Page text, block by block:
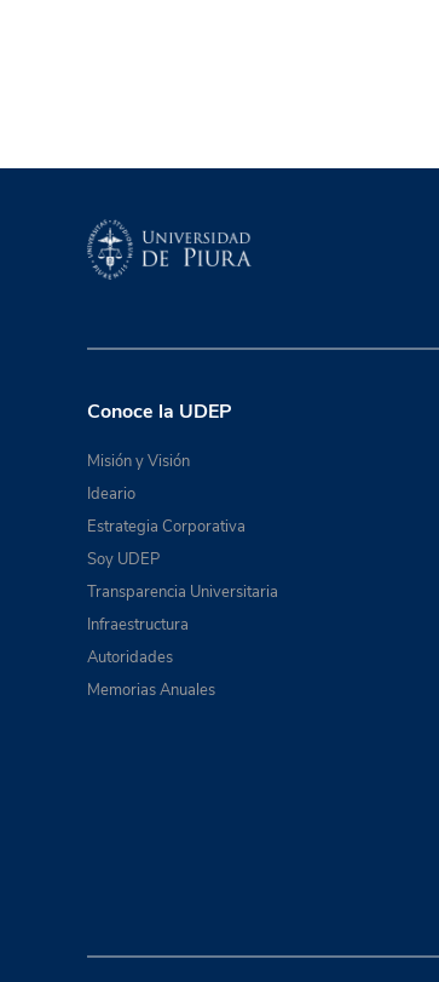
Conoce la UDEP
Misión y Visión
Ideario
Estrategia Corporativa
Soy UDEP
Transparencia Universitaria
Infraestructura
Autoridades
Memorias Anuales